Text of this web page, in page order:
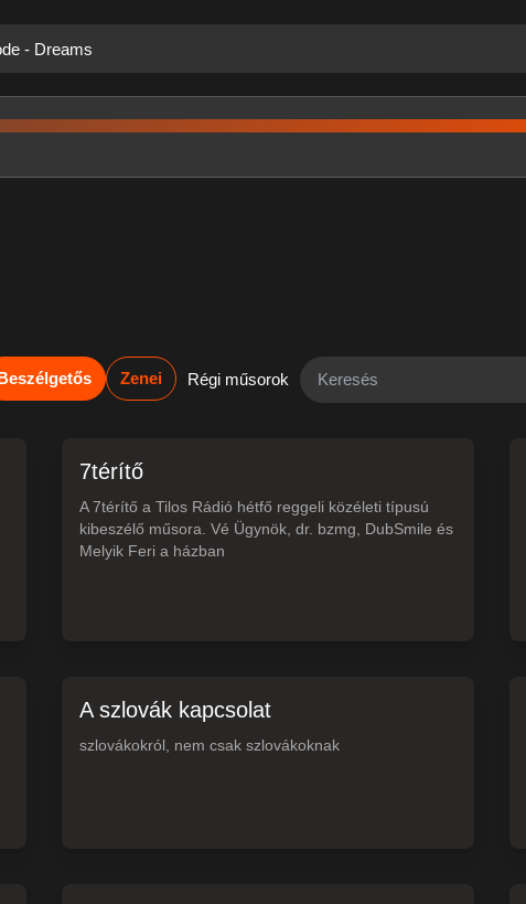
- Dreams
Zenei Régi műsorok
7térítő
A 7térítő a Tilos Rádió hétfő reggeli közéleti típusú
kibeszélő műsora. Vé Ügynök, dr. bzmg, DubSmile és
Melyik Feri a házban
A szlovák kapcsolat
szlovákokról, nem csak szlovákoknak